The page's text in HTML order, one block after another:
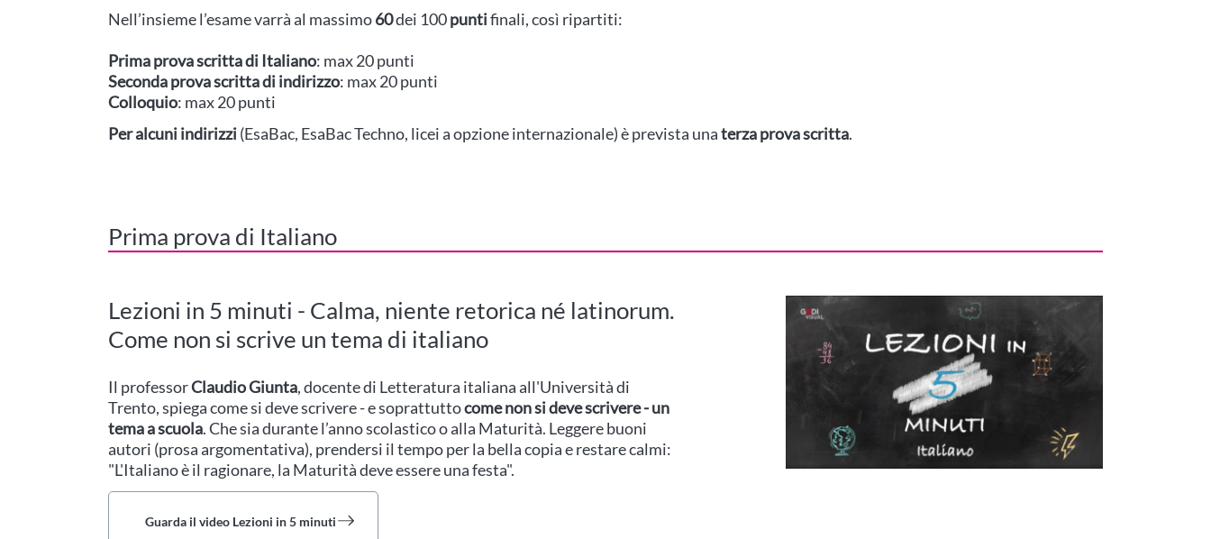
Nell’insieme l’esame varrà al massimo60dei 100puntifinali, così ripartiti:
Prima prova scritta di Italiano: max 20 punti
Seconda prova scritta di indirizzo: max 20 punti
Colloquio: max 20 punti
Per alcuni indirizzi(EsaBac, EsaBac Techno, licei a opzione internazionale) è prevista unaterza prova scritta.
Prima prova di Italiano
Lezioni in 5 minuti - Calma, niente retorica né latinorum.
Come non si scrive un tema di italiano
Il professorClaudio Giunta, docente di Letteratura italiana all'Università di
Trento, spiega come si deve scrivere - e soprattuttocome non si deve scrivere - un
tema a scuola. Che sia durante l’anno scolastico o alla Maturità. Leggere buoni
autori (prosa argomentativa), prendersi il tempo per la bella copia e restare calmi:
"L'Italiano è il ragionare, la Maturità deve essere una festa".
Guarda il video Lezioni in 5 minuti